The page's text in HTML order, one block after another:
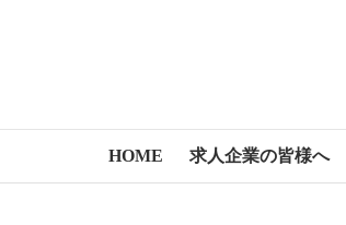
HOME 求人企業の皆様へ